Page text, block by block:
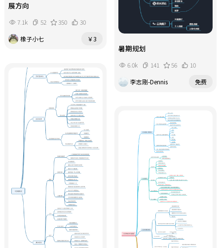
展方向
7.1k 52 350
30
橡子小七
￥3
暑期规划
6.0k 141 56
10
李志刚-Dennis
免费